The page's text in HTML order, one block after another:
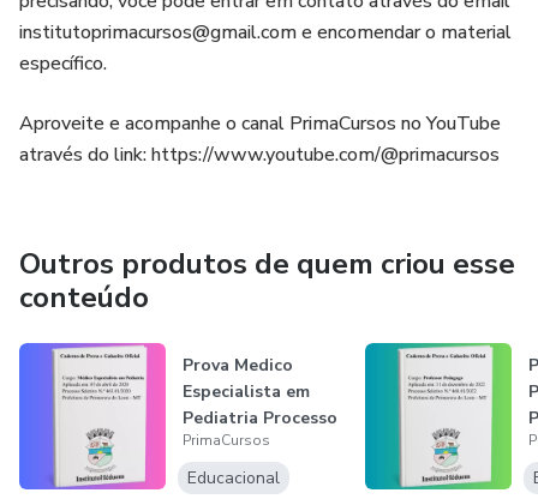
✅Material em formato digital (PDF), acessível por celular,
tablet, notebook ou computador – estude de onde estiver,
✅Recurso prático, objetivo e direto ao ponto, ideal para
🎯 Indicado para quem deseja se preparar de forma
estratégica e com autonomia.
institutoprimacursos@gmail.com e encomendar o material
específico.
Aproveite e acompanhe o canal PrimaCursos no YouTube
através do link: https://www.youtube.com/@primacursos
Outros produtos de quem criou esse
conteúdo
Prova Medico
Especialista em
Pediatria Processo
Seletivo Sim...
PrimaCursos
Educacional